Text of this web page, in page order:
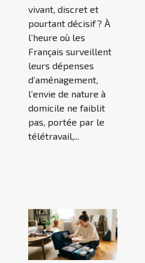
vivant, discret et
pourtant décisif ? À
l’heure où les
Français surveillent
leurs dépenses
d’aménagement,
l’envie de nature à
domicile ne faiblit
pas, portée par le
télétravail,...